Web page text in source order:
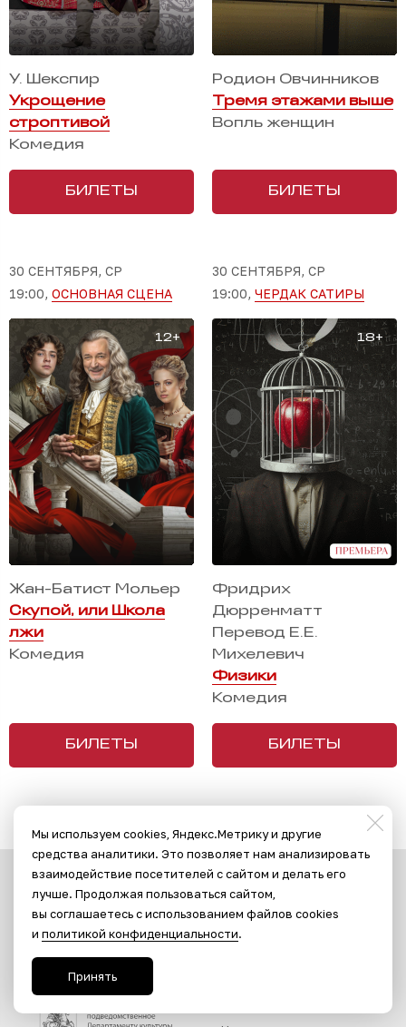
У. Шекспир
Укрощение
строптивой
Комедия
БИЛЕТЫ
Родион Овчинников
Тремя этажами выше
Вопль женщин
БИЛЕТЫ
30 СЕНТЯБРЯ, СР
19:00, ОСНОВНАЯ СЦЕНА
Жан-Батист Мольер
Скупой, или Школа
лжи
Комедия
БИЛЕТЫ
30 СЕНТЯБРЯ, СР
19:00, ЧЕРДАК САТИРЫ
Фридрих
Дюрренматт
Перевод Е.Е.
Михелевич
Физики
Комедия
БИЛЕТЫ
ОФИЦИАЛЬНО
Независимая оценка
Мы используем cookies, Яндекс.Метрику и другие
средства аналитики. Это позволяет нам анализировать
взаимодействие посетителей с сайтом и делать его
лучше. Продолжая пользоваться сайтом,
вы соглашаетесь с использованием файлов cookies
и политикой конфиденциальности.
Принять